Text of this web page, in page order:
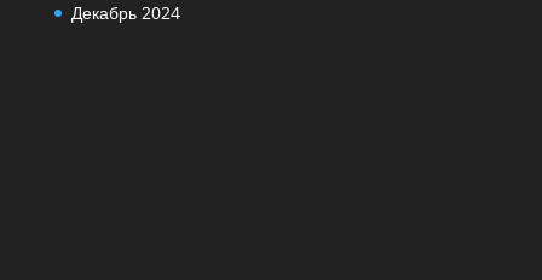
Декабрь 2024